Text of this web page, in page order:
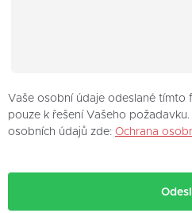
Vaše osobní údaje odeslané tímto
pouze k řešení Vašeho
osobních údajů zde: Ochrana